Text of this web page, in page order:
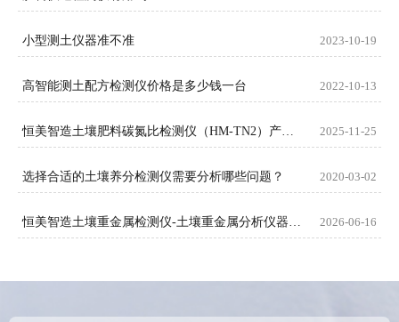
小型测土仪器准不准 2023-10-19
高智能测土配方检测仪价格是多少钱一台 2022-10-13
2025-11-25
选择合适的土壤养分检测仪需要分析哪些问题？ 2020-03-02
2026-06-16